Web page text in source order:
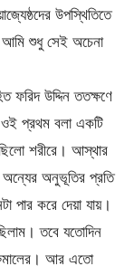
উপস্থিতিতে
শুধু সেই অচেনা
ফরিদ উদ্দিন ততক্ষণে
ওই প্রথম বলা একটি
শরীরে। আস্থার
অন্যের অনুভূতির প্রতি
পার করে দেয়া যায়।
তবে যতোদিন
আর এতো